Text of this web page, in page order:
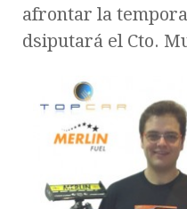
afrontar la
dsiputará el Cto.